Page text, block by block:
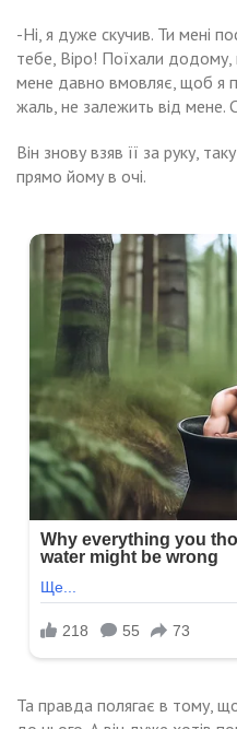
-Ні, я дуже скучив. Ти мені
тебе, Віро! Поїхали додому,
мене давно вмовляє, щоб я
жаль, не залежить від мене.
Він знову взяв її за руку,
прямо йому в очі.
Та правда полягає в тому,